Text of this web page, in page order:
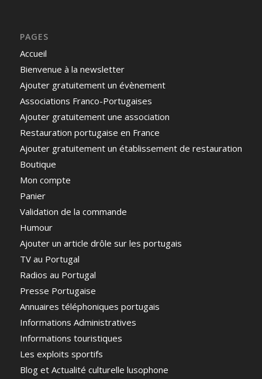
PAGES
Accueil
Bienvenue à la newsletter
Ajouter gratuitement un évènement
Associations Franco-Portugaises
Ajouter gratuitement une association
Restauration portugaise en France
Ajouter gratuitement un établissement de restauration
Boutique
Mon compte
Panier
Validation de la commande
Humour
Ajouter un article drôle sur les portugais
TV au Portugal
Radios au Portugal
Presse Portugaise
Annuaires téléphoniques portugais
Informations Administratives
Informations touristiques
Les exploits sportifs
Blog et Actualité culturelle lusophone